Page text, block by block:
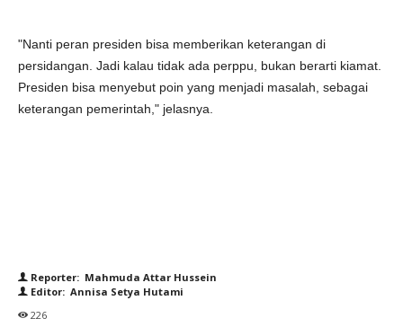
"Nanti peran presiden bisa memberikan keterangan di
persidangan. Jadi kalau tidak ada perppu, bukan berarti kiamat.
Presiden bisa menyebut poin yang menjadi masalah, sebagai
keterangan pemerintah," jelasnya.
Reporter: Mahmuda Attar Hussein
Editor: Annisa Setya Hutami
226